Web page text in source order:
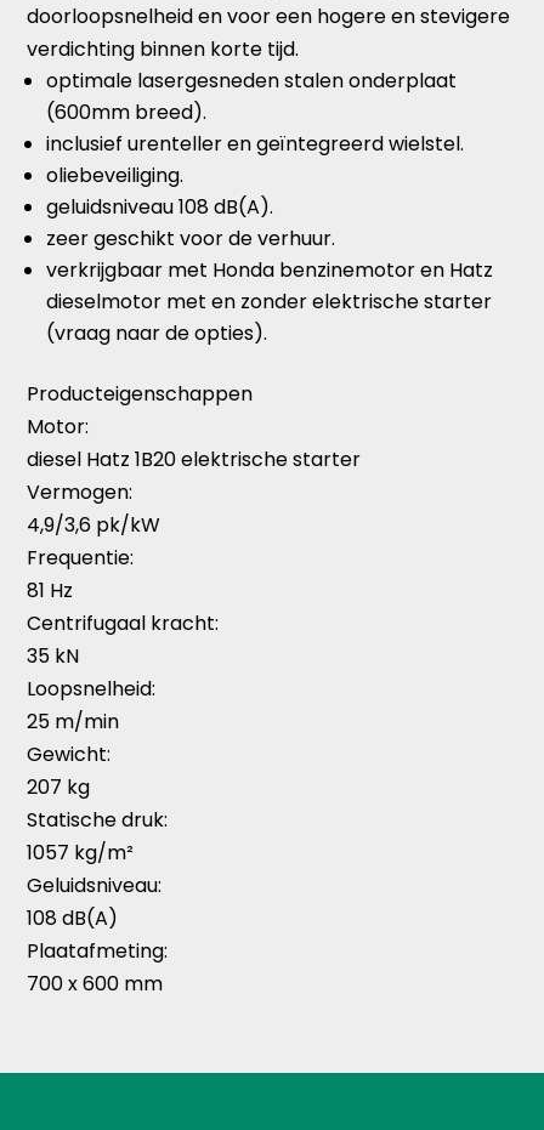
doorloopsnelheid en voor een hogere en stevigere
verdichting binnen korte tijd.
optimale lasergesneden stalen onderplaat
(600mm breed).
inclusief urenteller en geïntegreerd wielstel.
oliebeveiliging.
geluidsniveau 108 dB(A).
zeer geschikt voor de verhuur.
verkrijgbaar met Honda benzinemotor en Hatz
dieselmotor met en zonder elektrische starter
(vraag naar de opties).
Producteigenschappen
Motor:
diesel Hatz 1B20 elektrische starter
Vermogen:
4,9/3,6 pk/kW
Frequentie:
81 Hz
Centrifugaal kracht:
35 kN
Loopsnelheid:
25 m/min
Gewicht:
207 kg
Statische druk:
1057 kg/m²
Geluidsniveau:
108 dB(A)
Plaatafmeting:
700 x 600 mm